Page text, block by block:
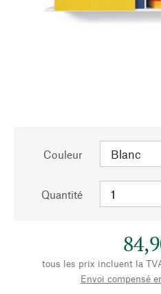
Couleur
Quantité
tous les prix incluent la
Envoi compensé